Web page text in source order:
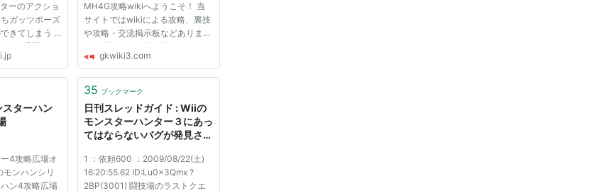
ーのアクショ
ガッツポーズ
きてしまう -
一番弱いモ
スターハンタ
スターは誰?
25 13:10 雷
MH4G攻略wikiへようこそ！ 当
サイトではwikiによる攻略、裏技
や攻略・交流掲示板などありま
す。 誰にでも編集可能ですので
ご自由に編集して下さい。 閲
編集は編集用サイトにお願いしま
MH4Gを発売...
gkwiki3.com
スターハン
4攻略広場オ
ンハンシリ
ン4攻略広場
35 ブックマーク
日刊スレッドガイド : Wiiの
モンスターハンター３にあっ
てはならないバグが発見され
1 ：依頼600 ：2009/08/22(土)
16:20:55.62 ID:Lu0x3Qmx ?
2BP(3001) 闘技場のラストクエ